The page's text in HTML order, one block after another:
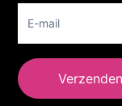
Verzenden